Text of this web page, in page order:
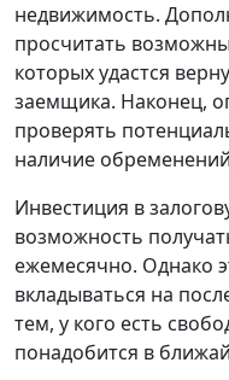
недвижимость.
просчитать
которых удастся
заемщика. Наконец,
проверять
наличие
Инвестиция в
возможность
ежемесячно. Однако
вкладываться на
тем, у кого есть
понадобится в